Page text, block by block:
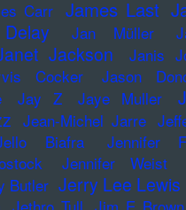
Carr James Last
Jan Müller
Jackson
Janis
Cocker
Jason
Jay Z Jaye Muller
Jean-Michel Jarre
Biafra
Jennifer
Jennifer Weist
Butler Jerry Lee Lewis